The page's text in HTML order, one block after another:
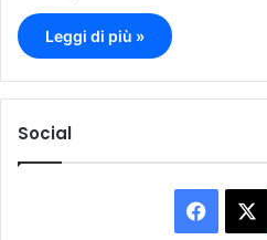
Leggi di più »
Social